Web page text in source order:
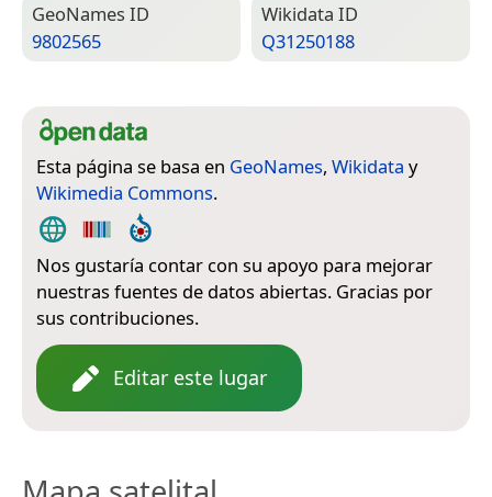
Geo­Names ID
9802565
Wiki­data ID
Q31250188
Esta página se basa en GeoNames, Wikidata y
Wikimedia Commons.
Nos gustaría contar con su apoyo para mejorar
nuestras fuentes de datos abiertas. Gracias por
sus contribuciones.
Editar este lugar